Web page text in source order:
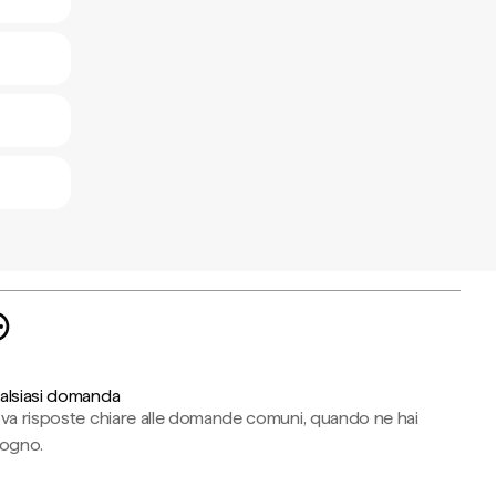
domanda
risposte chiare alle domande comuni, quando ne hai